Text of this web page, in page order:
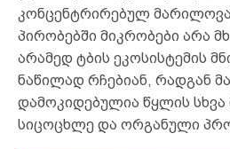
კონცენტრირებულ
პირობებში მიკრობები არა
არამედ ტბის ეკოსისტემის
ნაწილად რჩებიან, რადგან
დამოკიდებულია წყლის სხვა
სიცოცხლე და ორგანული